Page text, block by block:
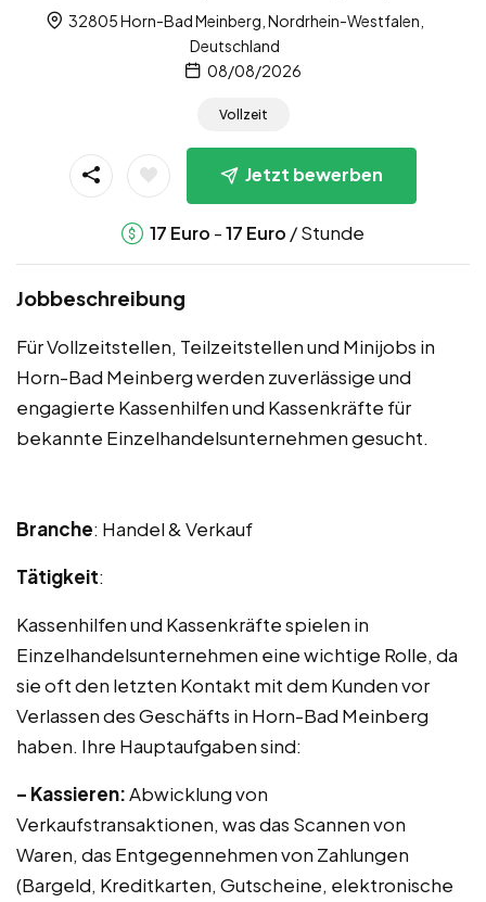
32805 Horn-Bad Meinberg, Nordrhein-Westfalen,
Deutschland
08/08/2026
Vollzeit
Jetzt bewerben
17 Euro -17 Euro / Stunde
Jobbeschreibung
Für Vollzeitstellen, Teilzeitstellen und Minijobs in
Horn-Bad Meinberg werden zuverlässige und
engagierte Kassenhilfen und Kassenkräfte für
bekannte Einzelhandelsunternehmen gesucht.
Branche: Handel & Verkauf
Tätigkeit:
Kassenhilfen und Kassenkräfte spielen in
Einzelhandelsunternehmen eine wichtige Rolle, da
sie oft den letzten Kontakt mit dem Kunden vor
Verlassen des Geschäfts in Horn-Bad Meinberg
haben. Ihre Hauptaufgaben sind:
– Kassieren:Abwicklung von
Verkaufstransaktionen, was das Scannen von
Waren, das Entgegennehmen von Zahlungen
(Bargeld, Kreditkarten, Gutscheine, elektronische